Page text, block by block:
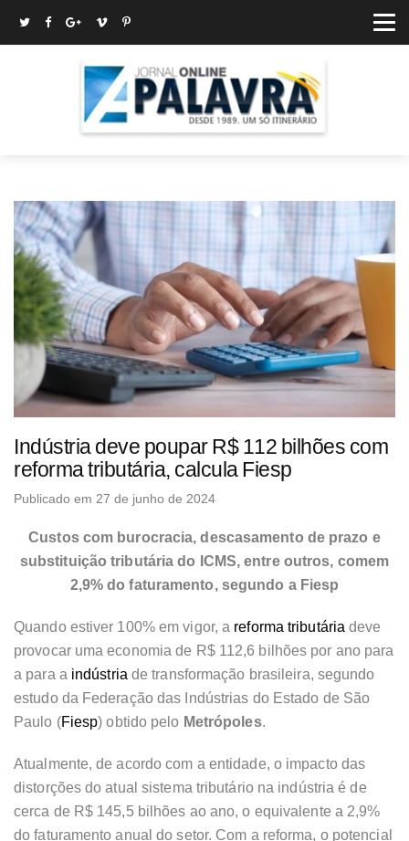
Indústria deve poupar R$ 112 bilhões com
reforma tributária, calcula Fiesp
Publicado em 27 de junho de 2024
Custos com burocracia, descasamento de prazo e
substituição tributária do ICMS, entre outros, comem
2,9% do faturamento, segundo a Fiesp
Quando estiver 100% em vigor, a reforma tributária deve
provocar uma economia de R$ 112,6 bilhões por ano para
a para a indústriade transformação brasileira, segundo
estudo da Federação das Indústrias do Estado de São
Paulo (Fiesp) obtido pelo Metrópoles.
Atualmente, de acordo com a entidade, o impacto das
distorções do atual sistema tributário na indústria é de
cerca de R$ 145,5 bilhões ao ano, o equivalente a 2,9%
do faturamento anual do setor. Com a reforma, o potencial